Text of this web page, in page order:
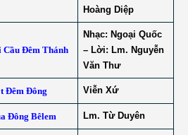
Hoàng Diệp
Cầu Đêm Thánh
Nhạc: Ngoại Quốc
– Lời: Lm. Nguyễn
Văn Thư
Đêm Đông Viễn Xứ
Đông Bêlem Lm. Từ Duyên